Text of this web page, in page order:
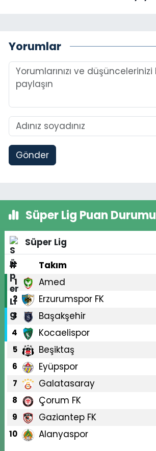
Yorumlar
Gönder
Süper Lig Puan Durumu
Süper Lig
#
Takım
1 Amed
2 Erzurumspor FK
3 Başakşehir
4 Kocaelispor
5 Beşiktaş
6 Eyüpspor
7 Galatasaray
8 Çorum FK
9 Gaziantep FK
10 Alanyaspor